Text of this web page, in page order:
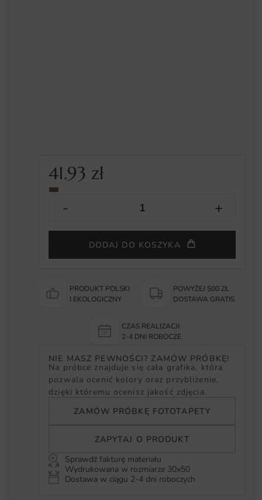
41.93zł
DODAJ DO KOSZYKA
PRODUKT POLSKI
I EKOLOGICZNY
POWYŻEJ 500 ZŁ
DOSTAWA GRATIS
CZAS REALIZACJI
2-4 DNI ROBOCZE
NIE MASZ PEWNOŚCI? ZAMÓW PRÓBKĘ!
Na próbce znajduje się cała grafika, która
pozwala ocenić kolory oraz przybliżenie,
dzięki któremu ocenisz jakość zdjęcia.
ZAMÓW PRÓBKĘ FOTOTAPETY
ZAPYTAJ O PRODUKT
Sprawdź fakturę materiału
Wydrukowana w rozmiarze 30x50
Dostawa w ciągu 2-4 dni roboczych